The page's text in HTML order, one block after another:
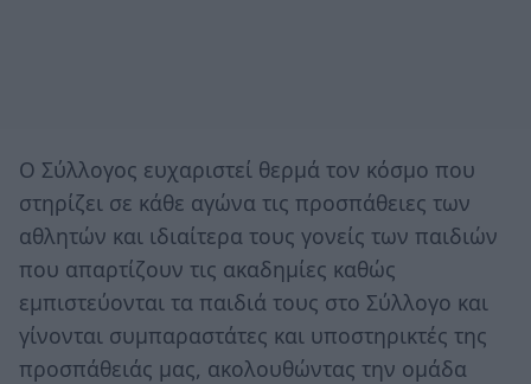
Ο Σύλλογος ευχαριστεί θερμά τον κόσμο που
στηρίζει σε κάθε αγώνα τις προσπάθειες των
αθλητών και ιδιαίτερα τους γονείς των παιδιών
που απαρτίζουν τις ακαδημίες καθώς
εμπιστεύονται τα παιδιά τους στο Σύλλογο και
γίνονται συμπαραστάτες και υποστηρικτές της
προσπάθειάς μας, ακολουθώντας την ομάδα